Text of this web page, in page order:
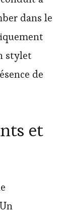
dans le
stylet
de
et